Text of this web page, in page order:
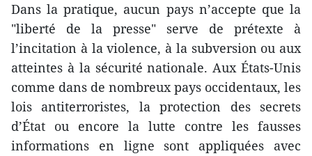
Dans la pratique, aucun pays n’accepte que la
"liberté de la presse" serve de prétexte à
l’incitation à la violence, à la subversion ou aux
atteintes à la sécurité nationale. Aux États-Unis
comme dans de nombreux pays occidentaux, les
lois antiterroristes, la protection des secrets
d’État ou encore la lutte contre les fausses
informations en ligne sont appliquées avec